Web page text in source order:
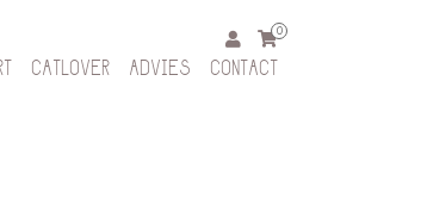
0
CATLOVER ADVIES CONTACT